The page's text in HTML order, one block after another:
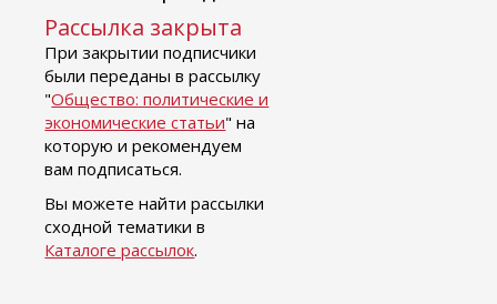
Рассылка закрыта
При закрытии подписчики
были переданы в рассылку
"Общество: политические и
экономические статьи" на
которую и рекомендуем
вам подписаться.
Вы можете найти рассылки
сходной тематики в
Каталоге рассылок.